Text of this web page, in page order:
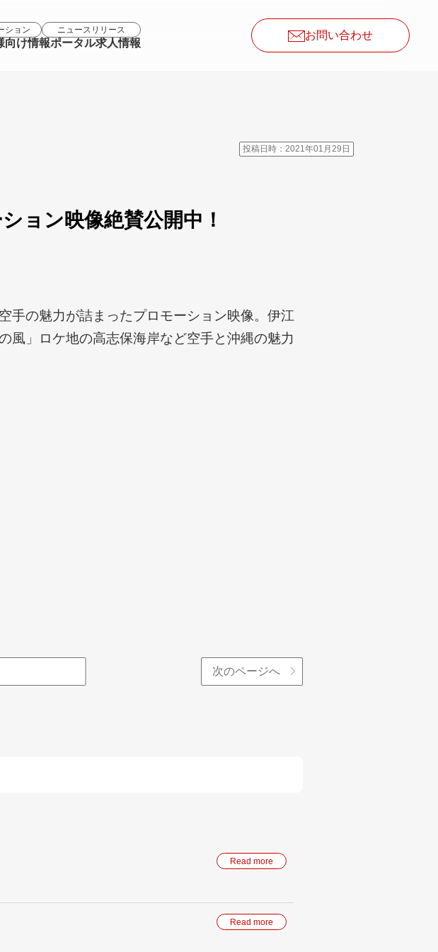
ション ニュースリリース
向け情報ポータル求人情報
お問い合わせ
投稿日時：2021年01月29日
ョン映像絶賛公開中！
手の魅力が詰まったプロモーション映像。伊江
風」ロケ地の高志保海岸など空手と沖縄の魅力
次のページへ
Read more
Read more